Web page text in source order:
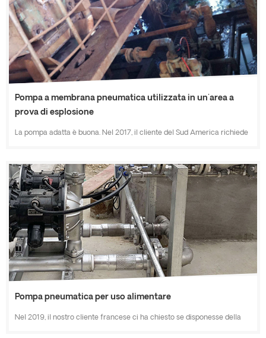
per un totale di 133 unità ordinate e alcun...
Pompa a membrana pneumatica utilizzata in un'area a
prova di esplosione
La pompa adatta è buona. Nel 2017, il cliente del Sud America richiede
plastica (PP). con caratteristiche di funzionamento stabile,
funzionamento al minimo, sicurezza antideflagrante, buona resistenza
alla corrosione.
Pompa pneumatica per uso alimentare
Nel 2019, il nostro cliente francese ci ha chiesto se disponesse della